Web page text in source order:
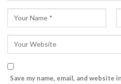
Save my name, email, and